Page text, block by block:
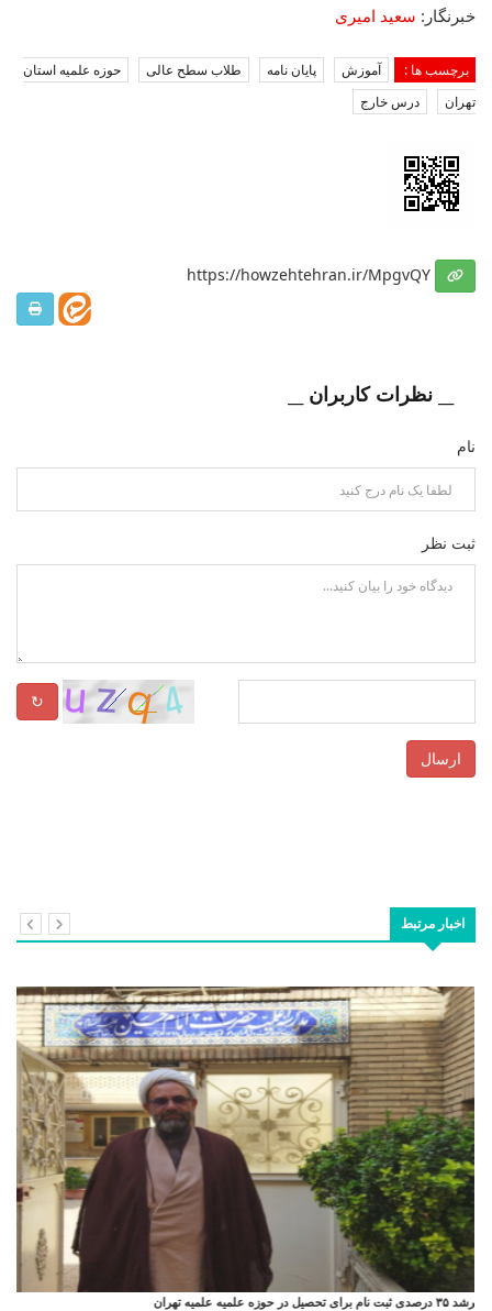
خبرنگار: سعید امیری
برچسب ها : آموزش پایان نامه طلاب سطح عالی
حوزه علمیه استان
تهران
درس خارج
https://howzehtehran.ir/MpgvQY
__ نظرات کاربران __
نام
ثبت نظر
↻
ارسال
اخبار مرتبط
رشد ۳۵ درصدی ثبت نام برای تحصیل در حوزه علمیه علمیه تهران